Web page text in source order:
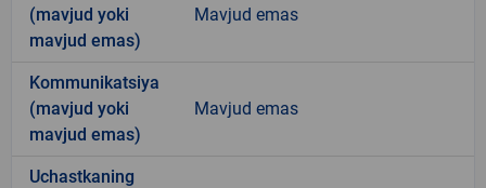
(mavjud yoki
mavjud emas)
Mavjud emas
Kommunikatsiya
(mavjud yoki
mavjud emas)
Mavjud emas
Uchastkaning